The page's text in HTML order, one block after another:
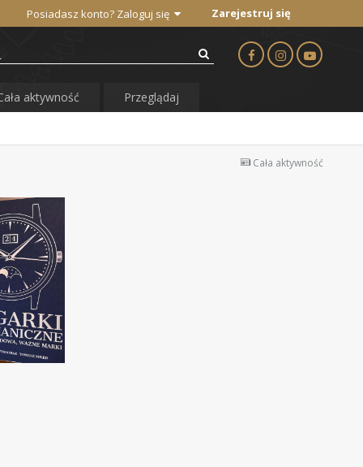
Posiadasz konto? Zaloguj się Zarejestruj się
aktywność Przeglądaj
Cała aktywność